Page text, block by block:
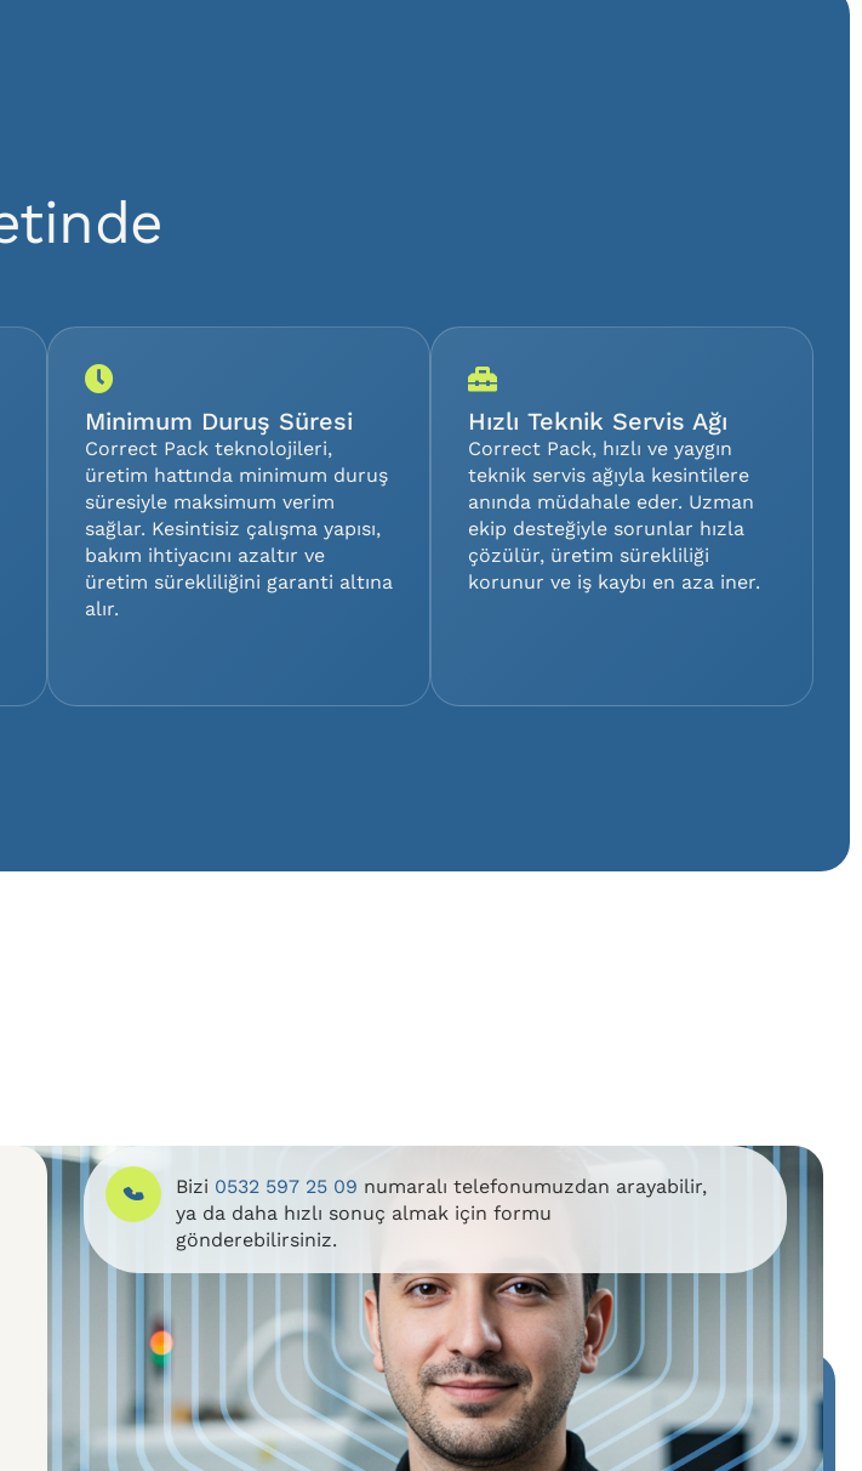
Minimum Duruş Süresi
Correct Pack teknolojileri,
üretim hattında minimum duruş
süresiyle maksimum verim
sağlar. Kesintisiz çalışma yapısı,
bakım ihtiyacını azaltır ve
üretim sürekliliğini garanti altına
alır.
Hızlı Teknik Servis Ağı
Correct Pack, hızlı ve yaygın
teknik servis ağıyla kesintilere
anında müdahale eder. Uzman
ekip desteğiyle sorunlar hızla
çözülür, üretim sürekliliği
korunur ve iş kaybı en aza iner.
Bizi 0532 597 25 09 numaralı telefonumuzdan arayabilir,
ya da daha hızlı sonuç almak için formu
gönderebilirsiniz.